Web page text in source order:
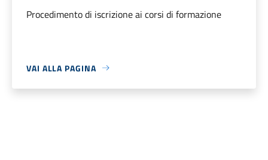
Procedimento di iscrizione ai corsi di formazione
VAI ALLA PAGINA